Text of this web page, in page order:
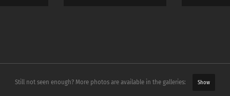
Still not seen enough? More photos are available in the galleries: Show